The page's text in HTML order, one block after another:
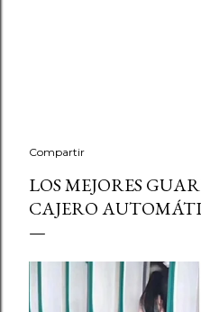
Compartir
LOS MEJORES
CAJERO